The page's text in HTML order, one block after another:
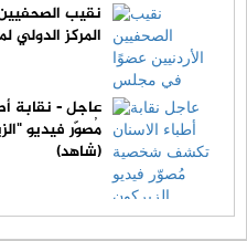
نقيب
المركز الدولي
عاجل - نقابة
مُصوّر فيديو
(شاهد)